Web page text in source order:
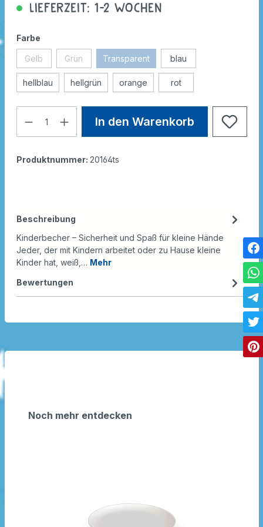
Lieferzeit: 1-2 Wochen
Farbe
Gelb Grün Transparent blau
hellblau hellgrün orange rot
In den Warenkorb
Produktnummer: 20164ts
Beschreibung
Kinderbecher – Sicherheit und Spaß für kleine Hände
Jeder, der mit Kindern arbeitet oder zu Hause kleine
Kinder hat, weiß,… Mehr
Bewertungen
Noch mehr entdecken